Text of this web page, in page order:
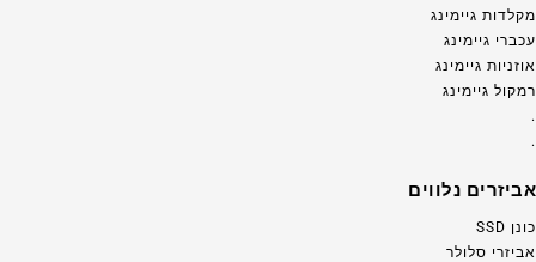
מקלדות גיימינג
עכברי גיימינג
אוזניות גיימינג
רמקול גיימינג
.
.
אביזרים נלווים
כונן SSD
אביזרי סלולר